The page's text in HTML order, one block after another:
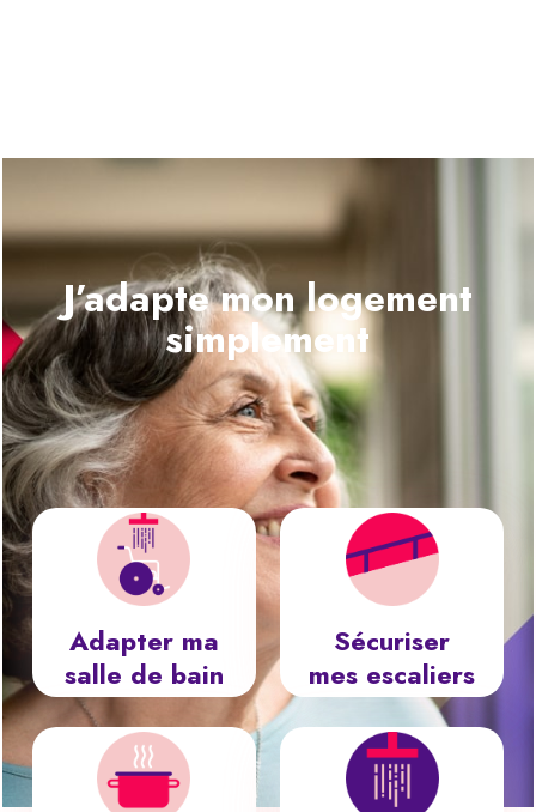
J’adapte mon logement
simplement
Adapter ma
salle de bain
Sécuriser
mes escaliers